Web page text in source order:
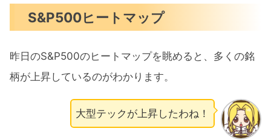
S&P500ヒートマップ
昨日のS&P500のヒートマップを眺めると、多くの銘
柄が上昇しているのがわかります。
大型テックが上昇したわね！